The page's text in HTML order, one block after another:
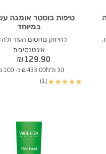
טיפות בוסטר אומגה
במיוחד
לחיזוק מחסום העור
אינטנסיבית
₪129.90
30 מ"ל | ₪433.00 ל- 100 מ"ל
★
★
★
★
★
(1)